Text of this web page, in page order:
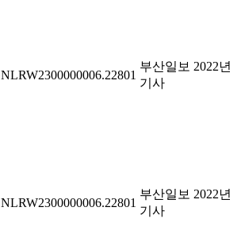
NLRW2300000006.22801
부산일보 2022년
기사
NLRW2300000006.22801
부산일보 2022년
기사